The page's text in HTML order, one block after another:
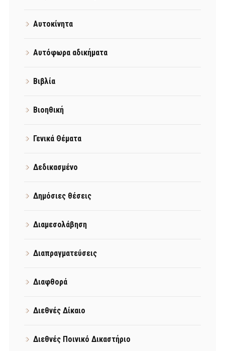
Αυτοκίνητα
Αυτόφωρα αδικήματα
Βιβλία
Βιοηθική
Γενικά Θέματα
Δεδικασμένο
Δημόσιες θέσεις
Διαμεσολάβηση
Διαπραγματεύσεις
Διαφθορά
Διεθνές Δίκαιο
Διεθνές Ποινικό Δικαστήριο